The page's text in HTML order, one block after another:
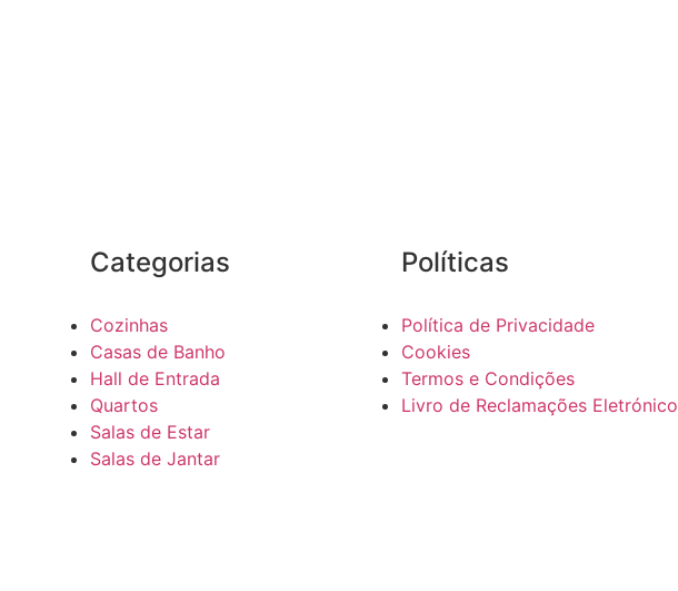
Categorias
Cozinhas
Casas de Banho
Hall de Entrada
Quartos
Salas de Estar
Salas de Jantar
Políticas
Política de Privacidade
Cookies
Termos e Condições
Livro de Reclamações Eletrónico